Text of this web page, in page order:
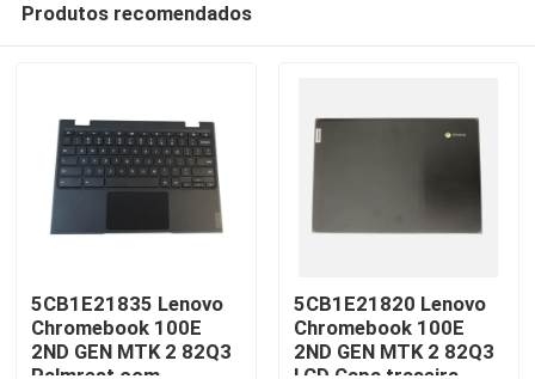
Produtos recomendados
5CB1E21835 Lenovo
Chromebook 100E
2ND GEN MTK 2 82Q3
5CB1E21820 Lenovo
Chromebook 100E
2ND GEN MTK 2 82Q3